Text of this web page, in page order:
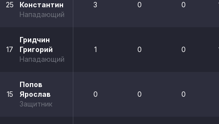
25
Константин
Нападающий
3 0 0
17
Гридчин
Григорий
Нападающий
1 0 0
15
Попов
Ярослав
Защитник
0 0 0